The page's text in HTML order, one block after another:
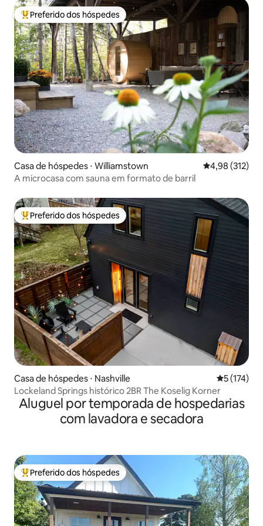
Entre os melhores preferidos dos hóspedes
Preferido dos hóspedes
Casa de hóspedes ⋅ Williamstown 4,98 de uma
4,98 (312)
A microcasa com sauna em formato de barril
Entre os melhores preferidos dos hóspedes
Preferido dos hóspedes
Casa de hóspedes ⋅ Nashville 5 de uma
5 (174)
Lockeland Springs histórico 2BR The Koselig Korner
Aluguel por temporada de hospedarias
com lavadora e secadora
Entre os melhores preferidos dos hóspedes
Preferido dos hóspedes